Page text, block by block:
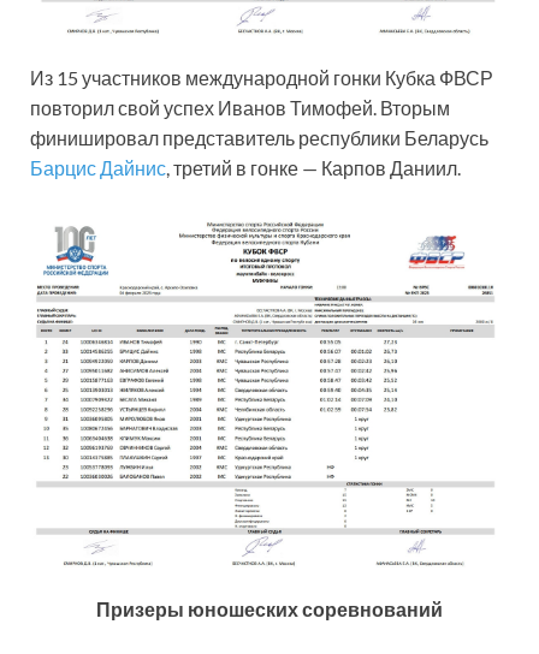
Из 15 участников международной гонки Кубка ФВСР
повторил свой успех Иванов Тимофей. Вторым
финишировал представитель республики Беларусь
Барцис Дайнис , третий в гонке — Карпов Даниил.
Призеры юношеских соревнований